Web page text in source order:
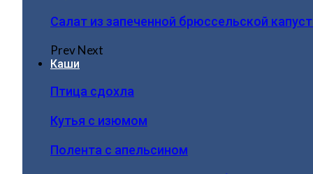
Салат из запеченной брюссельской
PrevNext
Каши
Птица сдохла
Кутья с изюмом
Полента с апельсином